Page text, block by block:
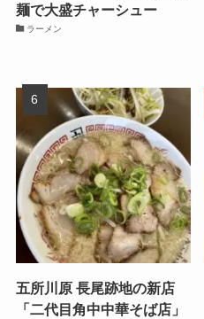
麺で大盛チャーシュー
ラーメン
五所川原 長尾跡地の新店
「二代目角中中華そば店」